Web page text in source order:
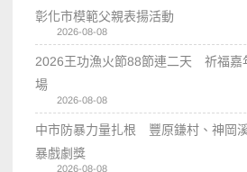
彰化市模範父親表揚活動
2026-08-08
2026王功漁火節88節連二天 祈福嘉
場
2026-08-08
中市防暴力量扎根 豐原鎌村、神岡
暴戲劇獎
2026-08-08